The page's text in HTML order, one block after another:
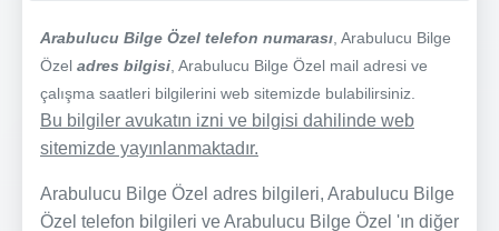
Arabulucu Bilge Özel telefon numarası , Arabulucu Bilge
Özel adres bilgisi , Arabulucu Bilge Özel mail adresi ve
çalışma saatleri bilgilerini web sitemizde bulabilirsiniz.
Bu bilgiler avukatın izni ve bilgisi dahilinde web
sitemizde yayınlanmaktadır.
Arabulucu Bilge Özel adres bilgileri, Arabulucu Bilge
Özel telefon bilgileri ve Arabulucu Bilge Özel 'ın diğer